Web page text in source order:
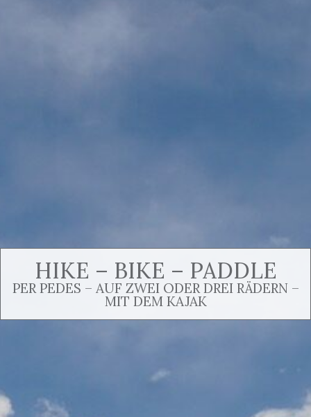
HIKE – BIKE – PADDLE
PER PEDES – AUF ZWEI ODER DREI RÄDERN –
MIT DEM KAJAK